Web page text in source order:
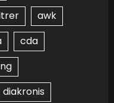
awk
cda
diakronis